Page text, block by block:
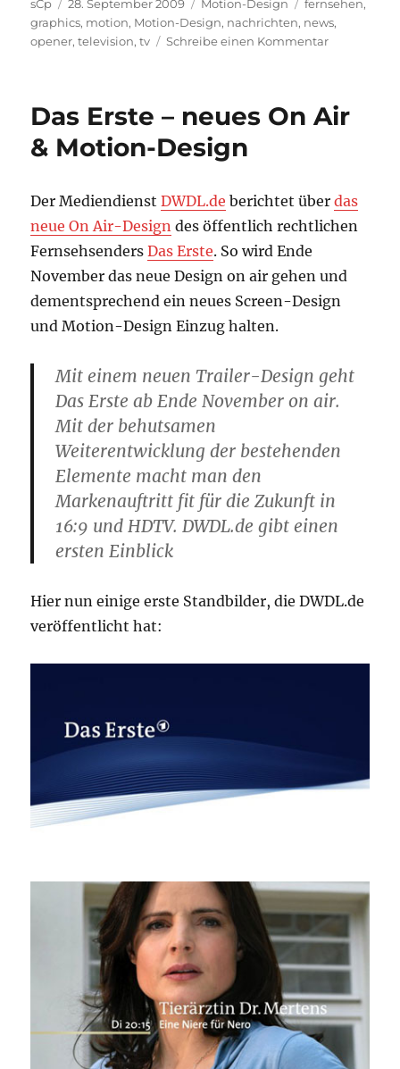
sCp
am
28. September 2009 Motion-Design fernsehen,
graphics, motion, Motion-Design, nachrichten, news,
opener,television,tv Schreibe einen Kommentarzu
today
Das Erste – neues On Air
& Motion-Design
Der MediendienstDWDL.de berichtet überdas
neue On Air-Design des öffentlich rechtlichen
FernsehsendersDas Erste. So wird Ende
November das neue Design on air gehen und
dementsprechend ein neues Screen-Design
und Motion-Design Einzug halten.
Mit einem neuen Trailer-Design geht
Das Erste ab Ende November on air.
Mit der behutsamen
Weiterentwicklung der bestehenden
Elemente macht man den
Markenauftritt fit für die Zukunft in
16:9 und HDTV. DWDL.de gibt einen
ersten Einblick
Hier nun einige erste Standbilder, die DWDL.de
veröffentlicht hat: